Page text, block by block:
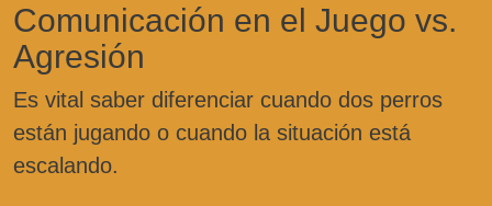
Comunicación en el Juego vs.
Agresión
Es vital saber diferenciar cuando dos perros
están jugando o cuando la situación está
escalando.